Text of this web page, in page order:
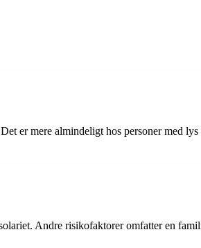
er mere almindeligt hos personer med
Andre risikofaktorer omfatter en